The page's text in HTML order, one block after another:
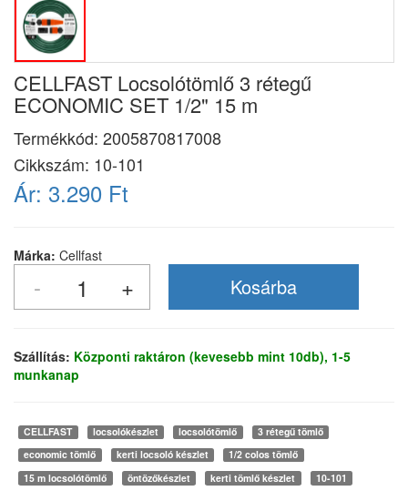
CELLFAST Locsolótömlő 3 rétegű
ECONOMIC SET 1/2" 15 m
Termékkód: 2005870817008
Cikkszám: 10-101
Ár: 3.290 Ft
Márka: Cellfast
Szállítás: Központi raktáron (kevesebb mint 10db), 1-5
munkanap
CELLFAST locsolókészlet locsolótömlő
3 rétegű tömlő
economic tömlő
kerti locsoló készlet
1/2 colos tömlő
15 m locsolótömlő
öntözőkészlet kerti tömlő készlet
10-101